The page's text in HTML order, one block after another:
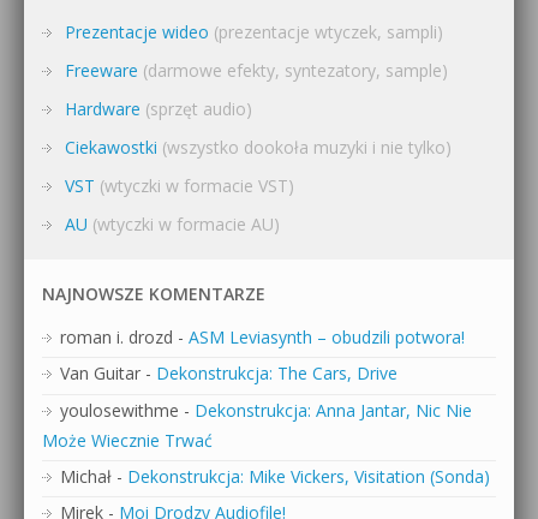
Prezentacje wideo (prezentacje wtyczek, sampli)
Freeware (darmowe efekty, syntezatory, sample)
Hardware (sprzęt audio)
Ciekawostki (wszystko dookoła muzyki i nie tylko)
VST (wtyczki w formacie VST)
AU (wtyczki w formacie AU)
NAJNOWSZE KOMENTARZE
roman i. drozd - ASM Leviasynth – obudzili potwora!
Van Guitar - Dekonstrukcja: The Cars, Drive
youlosewithme - Dekonstrukcja: Anna Jantar, Nic Nie
Może Wiecznie Trwać
Michał - Dekonstrukcja: Mike Vickers, Visitation (Sonda)
Mirek - Moi Drodzy Audiofile!